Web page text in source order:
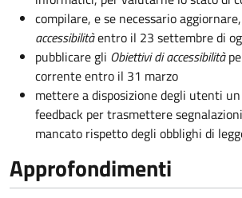
compilare, e se necessario
accessibilitàentro il 23 settembre di
pubblicare gli Obiettivi di accessibilità
corrente entro il 31 marzo
mettere a disposizione degli utenti
feedback per trasmettere
mancato rispetto degli obblighi di
Approfondimenti